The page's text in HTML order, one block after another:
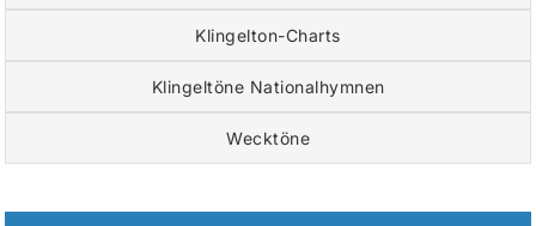
Klingelton-Charts
Klingeltöne Nationalhymnen
Wecktöne